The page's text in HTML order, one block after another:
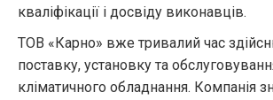
кваліфікації і досвіду виконавців.
ТОВ «Карно» вже тривалий час
поставку, установку та
кліматичного обладнання. Компанія